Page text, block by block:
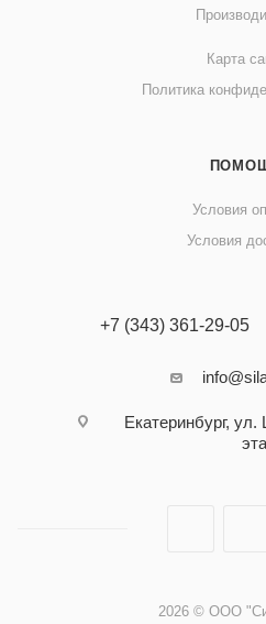
Карта
Политика
Условия
Условия
+7 (343) 361-29-05
Екатеринбург,
2026 © ООО